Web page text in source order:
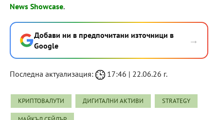
News Showcase.
Добави ни в предпочитани източници в
Google
→
Последна актуализация: 17:46 | 22.06.26 г.
КРИПТОВАЛУТИ ДИГИТАЛНИ АКТИВИ STRATEGY